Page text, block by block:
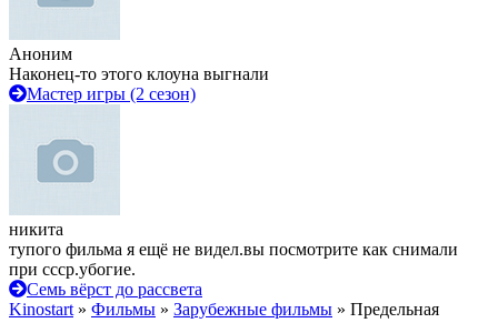
Аноним
Наконец-то этого клоуна выгнали
Мастер игры (2 сезон)
никита
тупого фильма я ещё не видел.вы посмотрите как снимали
при ссср.убогие.
Семь вёрст до рассвета
Kinostart » Фильмы » Зарубежные фильмы » Предельная